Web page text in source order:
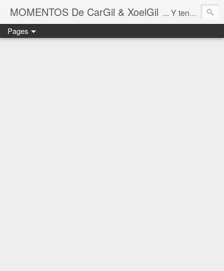
MOMENTOS De CarGil & XoelGil ... Y tengan cuidado ahí fuera, por favor.
Pages